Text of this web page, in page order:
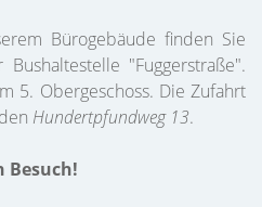
Bürogebäude finden Sie
"Fuggerstraße".
5. Obergeschoss. Die Zufahrt
Hundertpfundweg 13.
Besuch!